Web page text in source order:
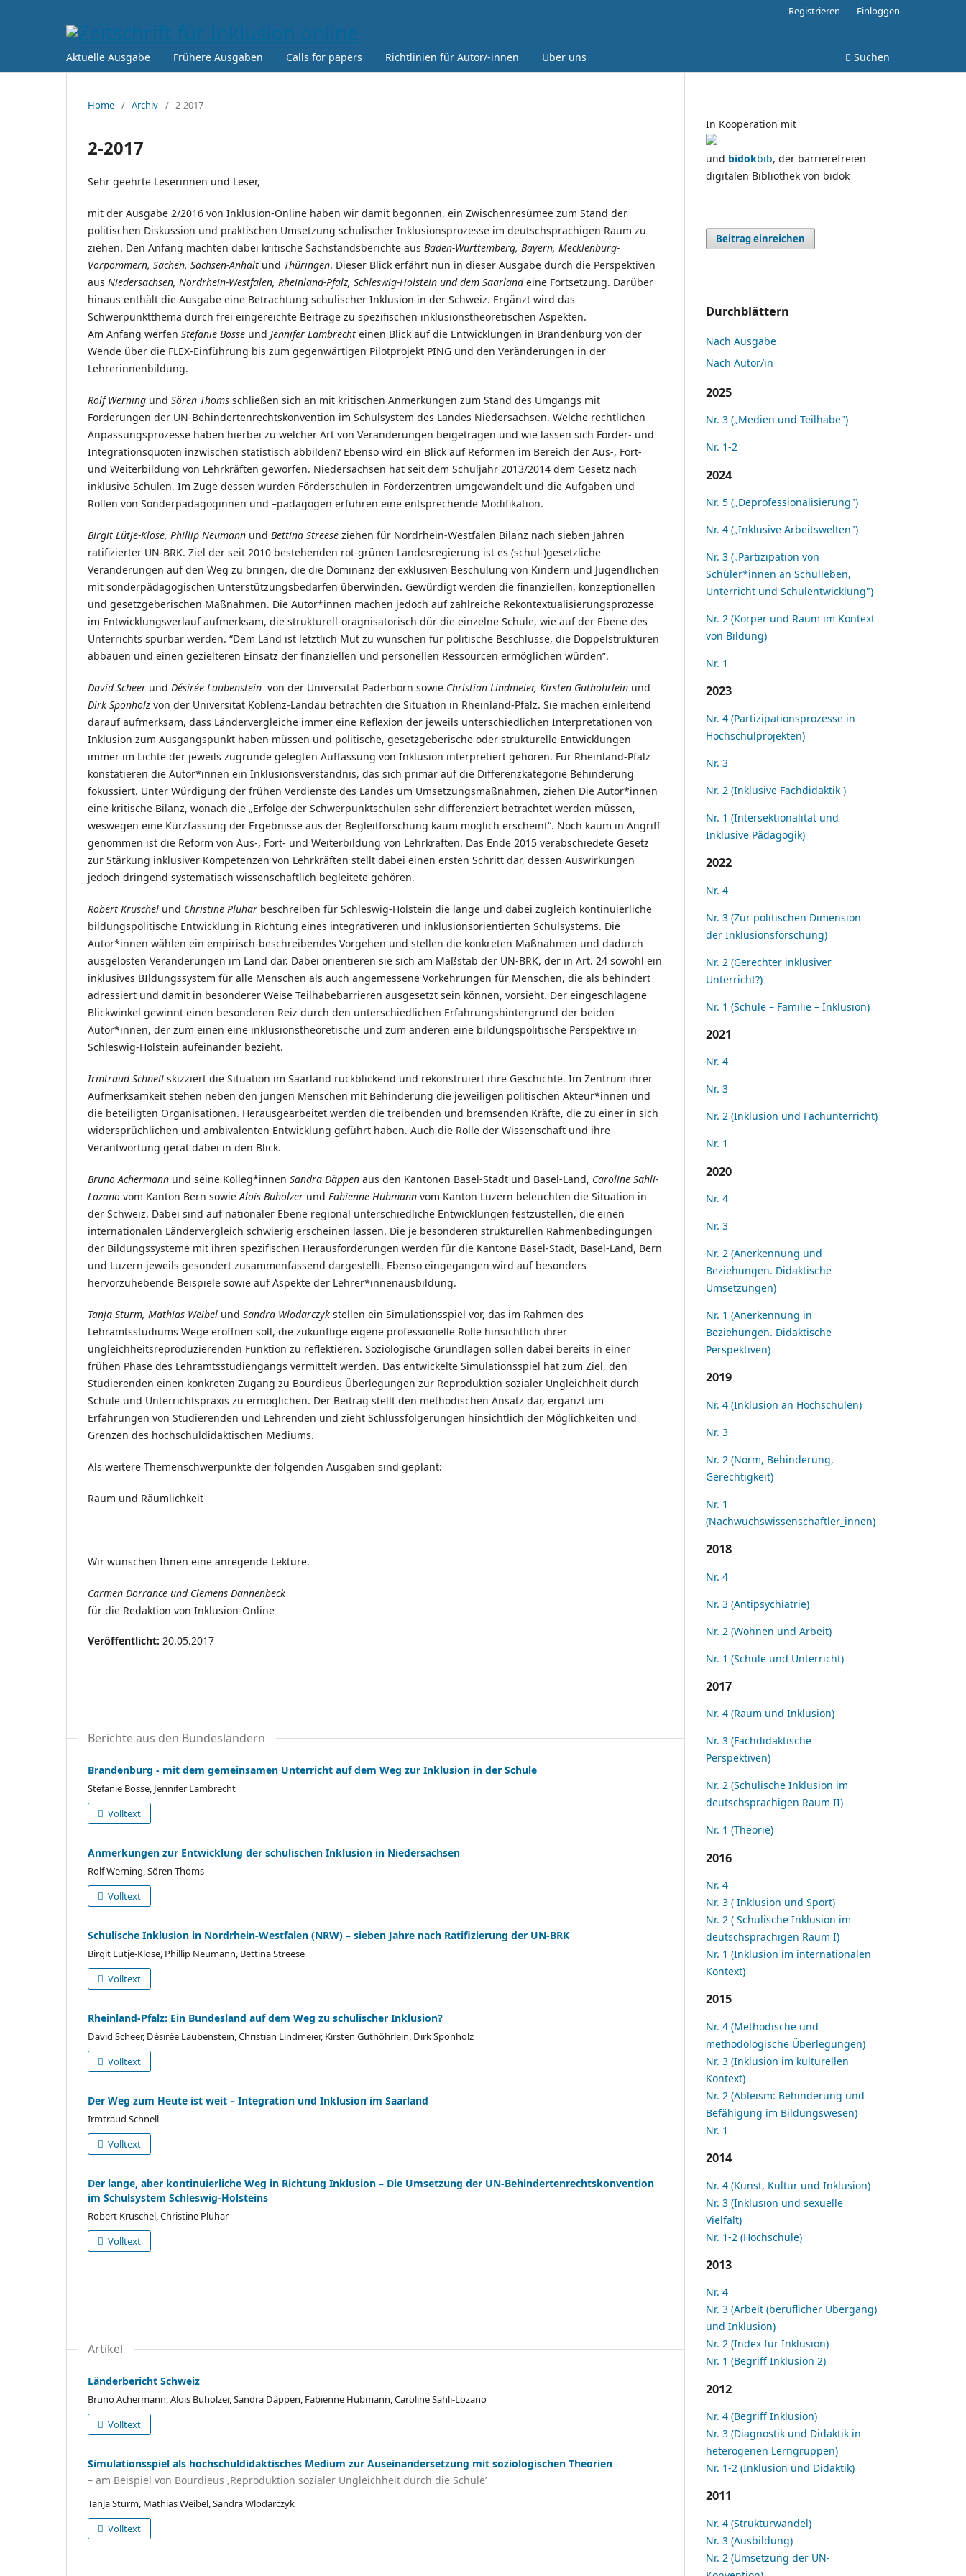
Aktuelle Ausgabe Frühere Ausgaben Calls for papers Richtlinien für Autor/-innen Über uns Suchen
Registrieren Einloggen
Home / Archiv / 2-2017
2-2017
Sehr geehrte Leserinnen und Leser,
mit der Ausgabe 2/2016 von Inklusion-Online haben wir damit begonnen, ein Zwischenresümee zum Stand der
politischen Diskussion und praktischen Umsetzung schulischer Inklusionsprozesse im deutschsprachigen Raum zu
ziehen. Den Anfang machten dabei kritische Sachstandsberichte aus Baden-Württemberg, Bayern, Mecklenburg-
Vorpommern, Sachen, Sachsen-Anhalt und Thüringen. Dieser Blick erfährt nun in dieser Ausgabe durch die Perspektiven
aus Niedersachsen, Nordrhein-Westfalen, Rheinland-Pfalz, Schleswig-Holstein und dem Saarlandeine Fortsetzung. Darüber
hinaus enthält die Ausgabe eine Betrachtung schulischer Inklusion in der Schweiz. Ergänzt wird das
Schwerpunktthema durch frei eingereichte Beiträge zu spezifischen inklusionstheoretischen Aspekten.
Am Anfang werfen Stefanie Bosse und Jennifer Lambrecht einen Blick auf die Entwicklungen in Brandenburg von der
Wende über die FLEX-Einführung bis zum gegenwärtigen Pilotprojekt PING und den Veränderungen in der
Lehrerinnenbildung.
Rolf Werning und Sören Thoms schließen sich an mit kritischen Anmerkungen zum Stand des Umgangs mit
Forderungen der UN-Behindertenrechtskonvention im Schulsystem des Landes Niedersachsen. Welche rechtlichen
Anpassungsprozesse haben hierbei zu welcher Art von Veränderungen beigetragen und wie lassen sich Förder- und
Integrationsquoten inzwischen statistisch abbilden? Ebenso wird ein Blick auf Reformen im Bereich der Aus-, Fort-
und Weiterbildung von Lehrkräften geworfen. Niedersachsen hat seit dem Schuljahr 2013/2014 dem Gesetz nach
inklusive Schulen. Im Zuge dessen wurden Förderschulen in Förderzentren umgewandelt und die Aufgaben und
Rollen von Sonderpädagoginnen und –pädagogen erfuhren eine entsprechende Modifikation.
Birgit Lütje-Klose, Phillip Neumann und Bettina Streese ziehen für Nordrhein-Westfalen Bilanz nach sieben Jahren
ratifizierter UN-BRK. Ziel der seit 2010 bestehenden rot-grünen Landesregierung ist es (schul-)gesetzliche
Veränderungen auf den Weg zu bringen, die die Dominanz der exklusiven Beschulung von Kindern und Jugendlichen
mit sonderpädagogischen Unterstützungsbedarfen überwinden. Gewürdigt werden die finanziellen, konzeptionellen
und gesetzgeberischen Maßnahmen. Die Autor*innen machen jedoch auf zahlreiche Rekontextualisierungsprozesse
im Entwicklungsverlauf aufmerksam, die strukturell-oragnisatorisch dür die einzelne Schule, wie auf der Ebene des
Unterrichts spürbar werden. “Dem Land ist letztlich Mut zu wünschen für politische Beschlüsse, die Doppelstrukturen
abbauen und einen gezielteren Einsatz der finanziellen und personellen Ressourcen ermöglichen würden”.
David Scheer und Désirée Laubenstein von der Universität Paderborn sowie Christian Lindmeier, Kirsten Guthöhrlein und
Dirk Sponholz von der Universität Koblenz-Landau betrachten die Situation in Rheinland-Pfalz. Sie machen einleitend
darauf aufmerksam, dass Ländervergleiche immer eine Reflexion der jeweils unterschiedlichen Interpretationen von
Inklusion zum Ausgangspunkt haben müssen und politische, gesetzgeberische oder strukturelle Entwicklungen
immer im Lichte der jeweils zugrunde gelegten Auffassung von Inklusion interpretiert gehören. Für Rheinland-Pfalz
konstatieren die Autor*innen ein Inklusionsverständnis, das sich primär auf die Differenzkategorie Behinderung
fokussiert. Unter Würdigung der frühen Verdienste des Landes um Umsetzungsmaßnahmen, ziehen Die Autor*innen
eine kritische Bilanz, wonach die „Erfolge der Schwerpunktschulen sehr differenziert betrachtet werden müssen,
weswegen eine Kurzfassung der Ergebnisse aus der Begleitforschung kaum möglich erscheint“. Noch kaum in Angriff
genommen ist die Reform von Aus-, Fort- und Weiterbildung von Lehrkräften. Das Ende 2015 verabschiedete Gesetz
zur Stärkung inklusiver Kompetenzen von Lehrkräften stellt dabei einen ersten Schritt dar, dessen Auswirkungen
jedoch dringend systematisch wissenschaftlich begleitete gehören.
Robert Kruschel und Christine Pluhar beschreiben für Schleswig-Holstein die lange und dabei zugleich kontinuierliche
bildungspolitische Entwicklung in Richtung eines integrativeren und inklusionsorientierten Schulsystems. Die
Autor*innen wählen ein empirisch-beschreibendes Vorgehen und stellen die konkreten Maßnahmen und dadurch
ausgelösten Veränderungen im Land dar. Dabei orientieren sie sich am Maßstab der UN-BRK, der in Art. 24 sowohl ein
inklusives BIldungssystem für alle Menschen als auch angemessene Vorkehrungen für Menschen, die als behindert
adressiert und damit in besonderer Weise Teilhabebarrieren ausgesetzt sein können, vorsieht. Der eingeschlagene
Blickwinkel gewinnt einen besonderen Reiz durch den unterschiedlichen Erfahrungshintergrund der beiden
Autor*innen, der zum einen eine inklusionstheoretische und zum anderen eine bildungspolitische Perspektive in
Schleswig-Holstein aufeinander bezieht.
Irmtraud Schnell skizziert die Situation im Saarland rückblickend und rekonstruiert ihre Geschichte. Im Zentrum ihrer
Aufmerksamkeit stehen neben den jungen Menschen mit Behinderung die jeweiligen politischen Akteur*innen und
die beteiligten Organisationen. Herausgearbeitet werden die treibenden und bremsenden Kräfte, die zu einer in sich
widersprüchlichen und ambivalenten Entwicklung geführt haben. Auch die Rolle der Wissenschaft und ihre
Verantwortung gerät dabei in den Blick.
Bruno Achermann und seine Kolleg*innen Sandra Däppen aus den Kantonen Basel-Stadt und Basel-Land, Caroline Sahli-
Lozano vom Kanton Bern sowieAlois Buholzer und Fabienne Hubmann vom Kanton Luzern beleuchten die Situation in
der Schweiz. Dabei sind auf nationaler Ebene regional unterschiedliche Entwicklungen festzustellen, die einen
internationalen Ländervergleich schwierig erscheinen lassen. Die je besonderen strukturellen Rahmenbedingungen
der Bildungssysteme mit ihren spezifischen Herausforderungen werden für die Kantone Basel-Stadt, Basel-Land, Bern
und Luzern jeweils gesondert zusammenfassend dargestellt. Ebenso eingegangen wird auf besonders
hervorzuhebende Beispiele sowie auf Aspekte der Lehrer*innenausbildung.
Tanja Sturm, Mathias Weibel und Sandra Wlodarczyk stellen ein Simulationsspiel vor, das im Rahmen des
Lehramtsstudiums Wege eröffnen soll, die zukünftige eigene professionelle Rolle hinsichtlich ihrer
ungleichheitsreproduzierenden Funktion zu reflektieren. Soziologische Grundlagen sollen dabei bereits in einer
frühen Phase des Lehramtsstudiengangs vermittelt werden. Das entwickelte Simulationsspiel hat zum Ziel, den
Studierenden einen konkreten Zugang zu Bourdieus Überlegungen zur Reproduktion sozialer Ungleichheit durch
Schule und Unterrichtspraxis zu ermöglichen. Der Beitrag stellt den methodischen Ansatz dar, ergänzt um
Erfahrungen von Studierenden und Lehrenden und zieht Schlussfolgerungen hinsichtlich der Möglichkeiten und
Grenzen des hochschuldidaktischen Mediums.
Als weitere Themenschwerpunkte der folgenden Ausgaben sind geplant:
Raum und Räumlichkeit
Wir wünschen Ihnen eine anregende Lektüre.
Carmen Dorrance und Clemens Dannenbeck
für die Redaktion von Inklusion-Online
Veröffentlicht: 20.05.2017
Berichte aus den Bundesländern
Brandenburg - mit dem gemeinsamen Unterricht auf dem Weg zur Inklusion in der Schule
Stefanie Bosse, Jennifer Lambrecht
Volltext
Anmerkungen zur Entwicklung der schulischen Inklusion in Niedersachsen
Rolf Werning, Sören Thoms
Volltext
Schulische Inklusion in Nordrhein-Westfalen (NRW) – sieben Jahre nach Ratifizierung der UN-BRK
Birgit Lütje-Klose, Phillip Neumann, Bettina Streese
Volltext
Rheinland-Pfalz: Ein Bundesland auf dem Weg zu schulischer Inklusion?
David Scheer, Désirée Laubenstein, Christian Lindmeier, Kirsten Guthöhrlein, Dirk Sponholz
Volltext
Der Weg zum Heute ist weit – Integration und Inklusion im Saarland
Irmtraud Schnell
Volltext
Der lange, aber kontinuierliche Weg in Richtung Inklusion – Die Umsetzung der UN-Behindertenrechtskonvention
im Schulsystem Schleswig-Holsteins
Robert Kruschel, Christine Pluhar
Volltext
Artikel
Länderbericht Schweiz
Bruno Achermann, Alois Buholzer, Sandra Däppen, Fabienne Hubmann, Caroline Sahli-Lozano
Volltext
Simulationsspiel als hochschuldidaktisches Medium zur Auseinandersetzung mit soziologischen Theorien
– am Beispiel von Bourdieus ‚Reproduktion sozialer Ungleichheit durch die Schule’
Tanja Sturm, Mathias Weibel, Sandra Wlodarczyk
Volltext
In Kooperation mit
und bidokbib, der barrierefreien
digitalen Bibliothek von bidok
Beitrag einreichen
Durchblättern
Nach Ausgabe
Nach Autor/in
2025
Nr. 3 („Medien und Teilhabe")
Nr. 1-2
2024
Nr. 5 („Deprofessionalisierung")
Nr. 4 („Inklusive Arbeitswelten")
Nr. 3 („Partizipation von
Schüler*innen an Schulleben,
Unterricht und Schulentwicklung")
Nr. 2 (Körper und Raum im Kontext
von Bildung)
Nr. 1
2023
Nr. 4 (Partizipationsprozesse in
Hochschulprojekten)
Nr. 3
Nr. 2 (Inklusive Fachdidaktik )
Nr. 1 (Intersektionalität und
Inklusive Pädagogik)
2022
Nr. 4
Nr. 3 (Zur politischen Dimension
der Inklusionsforschung)
Nr. 2 (Gerechter inklusiver
Unterricht?)
Nr. 1 (Schule – Familie – Inklusion)
2021
Nr. 4
Nr. 3
Nr. 2 (Inklusion und Fachunterricht)
Nr. 1
2020
Nr. 4
Nr. 3
Nr. 2 (Anerkennung und
Beziehungen. Didaktische
Umsetzungen)
Nr. 1 (Anerkennung in
Beziehungen. Didaktische
Perspektiven)
2019
Nr. 4 (Inklusion an Hochschulen)
Nr. 3
Nr. 2 (Norm, Behinderung,
Gerechtigkeit)
Nr. 1
(Nachwuchswissenschaftler_innen)
2018
Nr. 4
Nr. 3 (Antipsychiatrie)
Nr. 2 (Wohnen und Arbeit)
Nr. 1 (Schule und Unterricht)
2017
Nr. 4 (Raum und Inklusion)
Nr. 3 (Fachdidaktische
Perspektiven)
Nr. 2 (Schulische Inklusion im
deutschsprachigen Raum II)
Nr. 1 (Theorie)
2016
Nr. 4
Nr. 3 ( Inklusion und Sport)
Nr. 2 ( Schulische Inklusion im
deutschsprachigen Raum I)
Nr. 1 (Inklusion im internationalen
Kontext)
2015
Nr. 4 (Methodische und
methodologische Überlegungen)
Nr. 3 (Inklusion im kulturellen
Kontext)
Nr. 2 (Ableism: Behinderung und
Befähigung im Bildungswesen)
Nr. 1
2014
Nr. 4 (Kunst, Kultur und Inklusion)
Nr. 3 (Inklusion und sexuelle
Vielfalt)
Nr. 1-2 (Hochschule)
2013
Nr. 4
Nr. 3 (Arbeit (beruflicher Übergang)
und Inklusion)
Nr. 2 (Index für Inklusion)
Nr. 1 (Begriff Inklusion 2)
2012
Nr. 4 (Begriff Inklusion)
Nr. 3 (Diagnostik und Didaktik in
heterogenen Lerngruppen)
Nr. 1-2 (Inklusion und Didaktik)
2011
Nr. 4 (Strukturwandel)
Nr. 3 (Ausbildung)
Nr. 2 (Umsetzung der UN-